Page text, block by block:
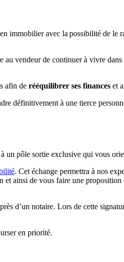
immobilier avec la possibilité de le
au vendeur de continuer à vivre
afin de rééquilibrer ses finances et
définitivement à une tierce
un pôle sortie exclusive qui vous
. Cet échange permettra à nos
et ainsi de vous faire une
d’un notaire. Lors de cette
en priorité.